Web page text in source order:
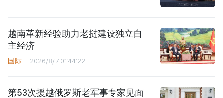
越南革新经验助力老挝建设独立自
主经济
国际 2026/8/7 01:44:22
第53次援越俄罗斯老军事专家见面